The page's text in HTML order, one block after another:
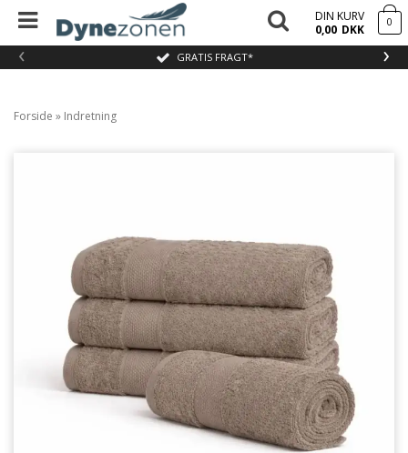
GRATIS FRAGT*
‹ ›
DIN KURV
0,00 DKK 0
Forside » Indretning